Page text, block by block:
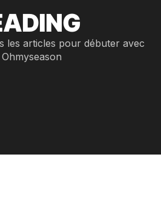
les articles pour débuter avec
Ohmyseason